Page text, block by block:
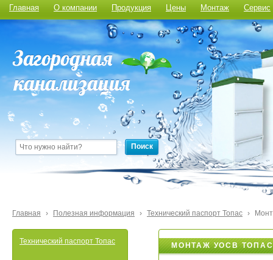
Главная О компании Продукция Цены Монтаж Сервис
Поиск
Главная › Полезная информация › Технический паспорт Топас ›
Технический паспорт Топас МОНТАЖ УОСВ